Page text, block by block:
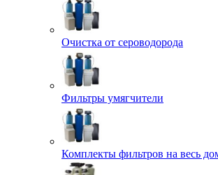
Очистка от сероводорода
Фильтры умягчители
Комплекты фильтров на весь